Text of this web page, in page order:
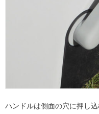
ハンドルは側面の穴に押し